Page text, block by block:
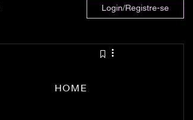
Login/Registre-se
HOME